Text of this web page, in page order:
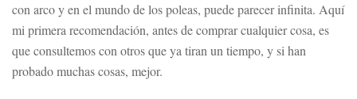
con arco y en el mundo de los poleas, puede parecer infinita. Aquí
mi primera recomendación, antes de comprar cualquier cosa, es
que consultemos con otros que ya tiran un tiempo, y si han
probado muchas cosas, mejor.